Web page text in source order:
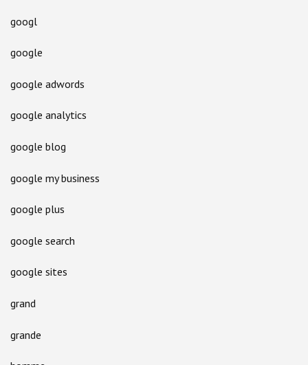
googl
google
google adwords
google analytics
google blog
google my business
google plus
google search
google sites
grand
grande